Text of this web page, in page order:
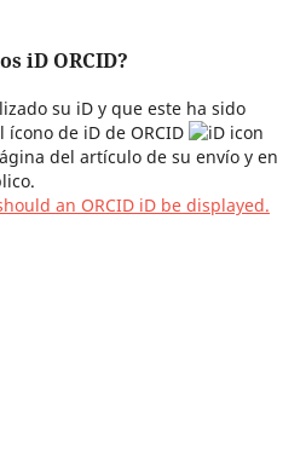
iD ORCID?
su iD y que este ha sido
de iD de ORCID
del artículo de su envío y en
an ORCID iD be displayed.